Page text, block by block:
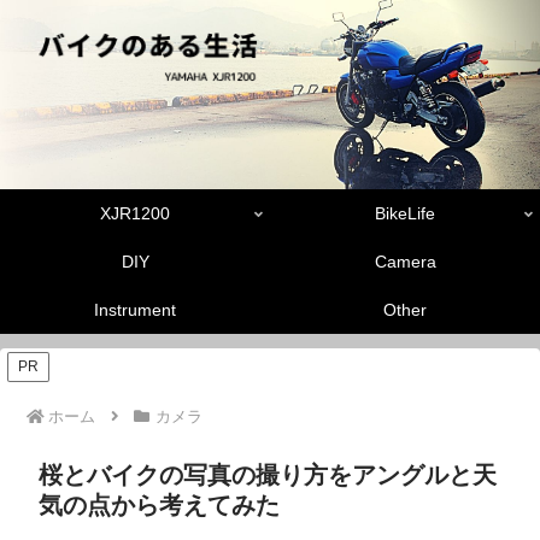
XJR1200 BikeLife
DIY Camera
Instrument Other
PR
ホーム カメラ
桜とバイクの写真の撮り方をアングルと天
気の点から考えてみた